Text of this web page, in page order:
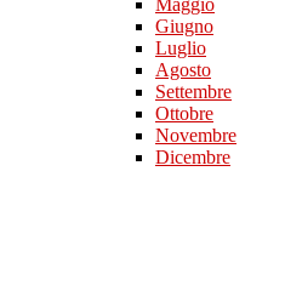
Maggio
Giugno
Luglio
Agosto
Settembre
Ottobre
Novembre
Dicembre